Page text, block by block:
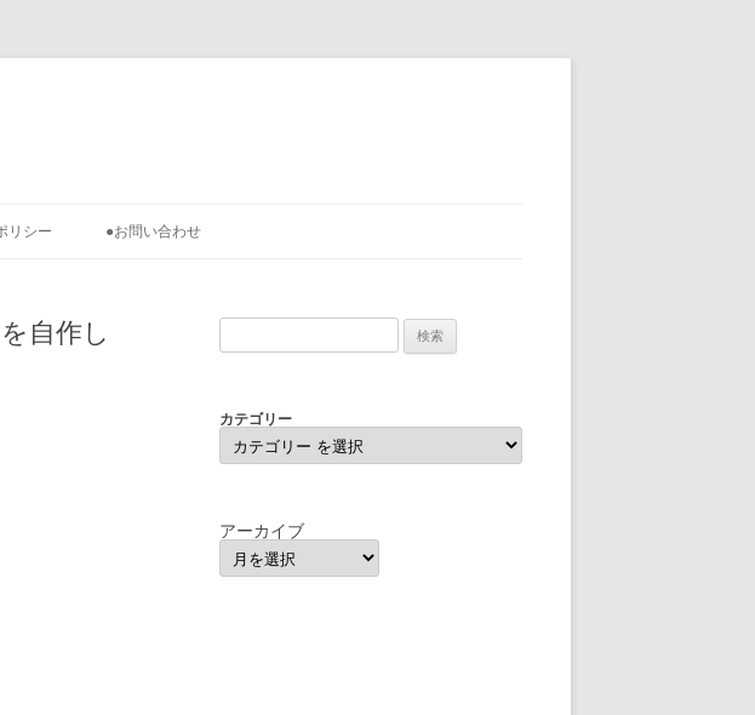
リシー ●お問い合わせ
自作し
カテゴリー
アーカイブ